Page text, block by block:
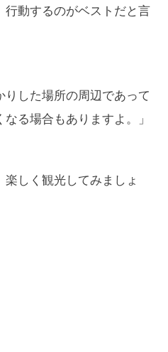
行動するのがベストだと言
りした場所の周辺であって
る場合もありますよ。」
楽しく観光してみましょ